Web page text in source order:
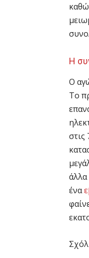
Η
Ο
Το
στις
ένα